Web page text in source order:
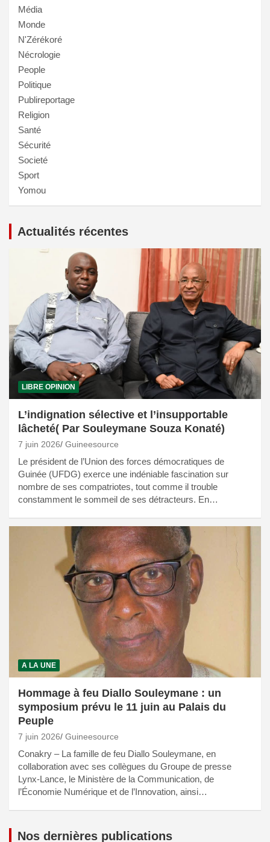
Média
Monde
N'Zérékoré
Nécrologie
People
Politique
Publireportage
Religion
Santé
Sécurité
Societé
Sport
Yomou
Actualités récentes
LIBRE OPINION
L’indignation sélective et l’insupportable
lâcheté( Par Souleymane Souza Konaté)
7 juin 2026 Guineesource
Le président de l’Union des forces démocratiques de
Guinée (UFDG) exerce une indéniable fascination sur
nombre de ses compatriotes, tout comme il trouble
constamment le sommeil de ses détracteurs. En…
A LA UNE
Hommage à feu Diallo Souleymane : un
symposium prévu le 11 juin au Palais du
Peuple
7 juin 2026 Guineesource
Conakry – La famille de feu Diallo Souleymane, en
collaboration avec ses collègues du Groupe de presse
Lynx-Lance, le Ministère de la Communication, de
l’Économie Numérique et de l’Innovation, ainsi…
Nos dernières publications